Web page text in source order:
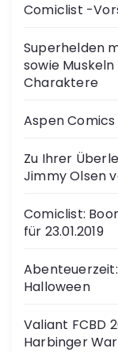
Comiclist -
Superhelden
sowie
Charaktere
Aspen
Zu Ihrer
Jimmy Olsen
Comiclist:
für 23.01.2019
Halloween
Valiant FCBD
Harbinger